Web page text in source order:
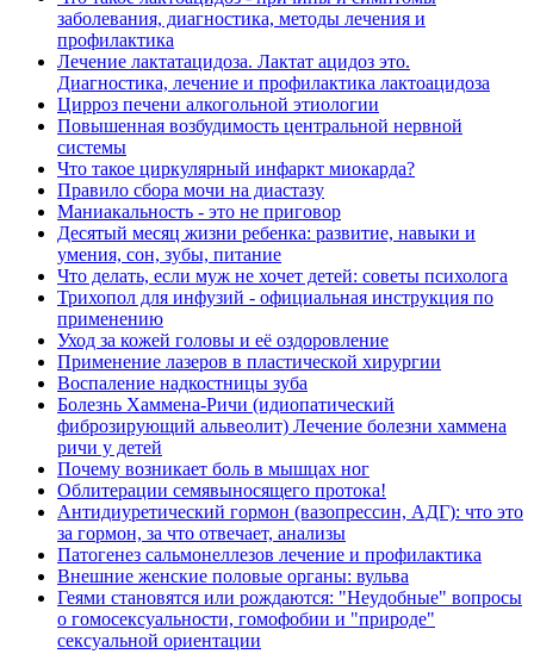
заболевания, диагностика, методы лечения и
профилактика
Лечение лактатацидоза. Лактат ацидоз это.
Диагностика, лечение и профилактика лактоацидоза
Цирроз печени алкогольной этиологии
Повышенная возбудимость центральной нервной
системы
Что такое циркулярный инфаркт миокарда?
Правило сбора мочи на диастазу
Маниакальность - это не приговор
Десятый месяц жизни ребенка: развитие, навыки и
умения, сон, зубы, питание
Что делать, если муж не хочет детей: советы психолога
Трихопол для инфузий - официальная инструкция по
применению
Уход за кожей головы и её оздоровление
Применение лазеров в пластической хирургии
Воспаление надкостницы зуба
Болезнь Хаммена-Ричи (идиопатический
фиброзирующий альвеолит) Лечение болезни хаммена
ричи у детей
Почему возникает боль в мышцах ног
Облитерации семявыносящего протока!
Антидиуретический гормон (вазопрессин, АДГ): что это
за гормон, за что отвечает, анализы
Патогенез сальмонеллезов лечение и профилактика
Внешние женские половые органы: вульва
Геями становятся или рождаются: "Неудобные" вопросы
о гомосексуальности, гомофобии и "природе"
сексуальной ориентации